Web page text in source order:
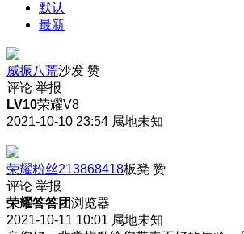
默认
最新
威振八荒沙发 赞
评论 举报
LV10荣耀V8
2021-10-10 23:54 属地未知
荣耀粉丝213868418板凳 赞
评论 举报
荣耀答答团浏览器
2021-10-11 10:01 属地未知